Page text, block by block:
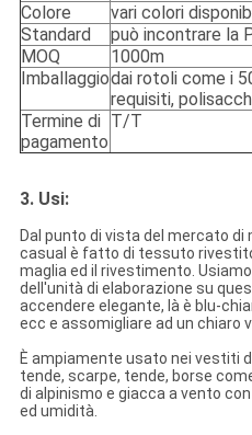
Colore
vari colori
Standard
può incontrare la
MOQ
1000m
Imballaggiodai rotoli come i
requisiti,
Termine di
pagamento
T/T
3. Usi:
Dal punto di vista del mercato di
casual è fatto di tessuto
maglia ed il rivestimento.
dell'unità di elaborazione su
accendere elegante, là è blu-
ecc e assomigliare ad un chiaro
È ampiamente usato nei vestiti
tende, scarpe, tende, borse
di alpinismo e giacca a vento
ed umidità.